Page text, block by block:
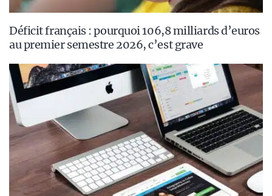
Déficit français : pourquoi 106,8 milliards d’euros
au premier semestre 2026, c’est grave